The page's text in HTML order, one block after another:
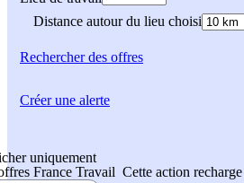
Distance autour du lieu choisi
Rechercherdes offres
uniquement
France Travail Cette action
Créer une alerte